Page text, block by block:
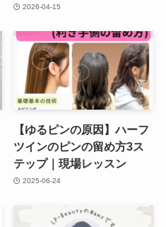
2026-04-15
【ゆるピンの原因】ハーフ
ツインのピンの留め方3ス
テップ｜現場レッスン
2025-06-24